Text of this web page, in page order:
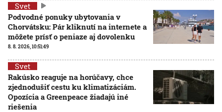
Svet
Podvodné ponuky ubytovania v
Chorvátsku: Pár kliknutí na internete a
môžete prísť o peniaze aj dovolenku
8. 8. 2026, 10:51:49
Svet
Rakúsko reaguje na horúčavy, chce
zjednodušiť cestu ku klimatizáciám.
Opozícia a Greenpeace žiadajú iné
riešenia